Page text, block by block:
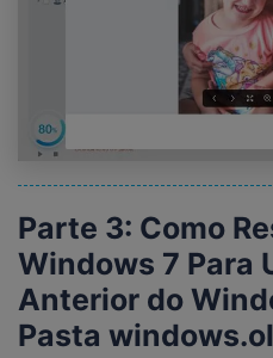
Parte 3: Como
Windows 7 Para
Anterior do
Pasta